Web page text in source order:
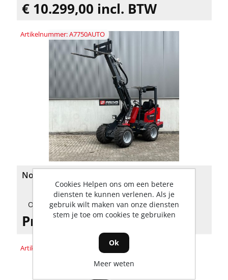
€ 10.299,00 incl. BTW
Artikelnummer: A7750AUTO
Norcar a7750 Automotive mini shovel
Op voorraad
Prijs op aanvraag
Artikelnummer: AA.12.07.03.0001
Cookies Helpen ons om een betere
diensten te kunnen verlenen. Als je
gebruik wilt maken van onze diensten
stem je toe om cookies te gebruiken
Ok
Meer weten